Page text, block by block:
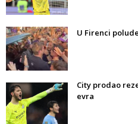
U Firenci
City prodao
evra